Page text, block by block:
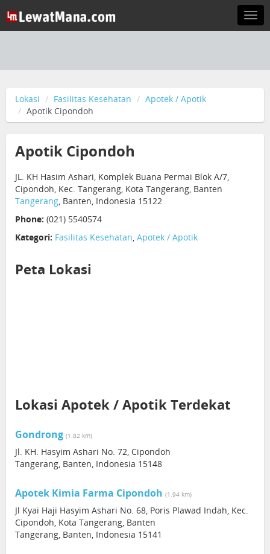
Lokasi Fasilitas Kesehatan
Apotek / Apotik
Apotik Cipondoh
Apotik Cipondoh
JL. KH Hasim Ashari, Komplek Buana Permai Blok A/7,
Cipondoh, Kec. Tangerang, Kota Tangerang, Banten
Tangerang, Banten, Indonesia 15122
Phone: (021) 5540574
Kategori: Fasilitas Kesehatan, Apotek / Apotik
Peta Lokasi
Lokasi Apotek / Apotik Terdekat
Gondrong (1.82 km)
Jl. KH. Hasyim Ashari No. 72, Cipondoh
Tangerang, Banten, Indonesia 15148
Apotek Kimia Farma Cipondoh (1.94 km)
Jl Kyai Haji Hasyim Ashari No. 68, Poris Plawad Indah, Kec.
Cipondoh, Kota Tangerang, Banten
Tangerang, Banten, Indonesia 15141